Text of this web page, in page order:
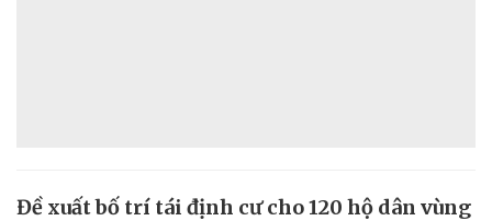
Đề xuất bố trí tái định cư cho 120 hộ dân vùng